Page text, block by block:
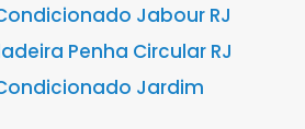
Jabour RJ
Penha Circular RJ
Jardim